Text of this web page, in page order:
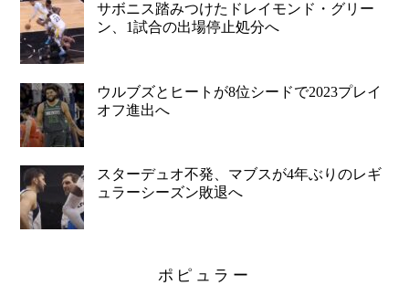
サボニス踏みつけたドレイモンド・グリー
ン、1試合の出場停止処分へ
ウルブズとヒートが8位シードで2023プレイ
オフ進出へ
スターデュオ不発、マブスが4年ぶりのレギ
ュラーシーズン敗退へ
ポピュラー